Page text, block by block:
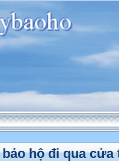
hộ đi qua cửa